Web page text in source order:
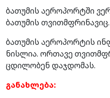
ბათუმის აეროპორტში
ბათუმის თვითმფრინავიც.
ბათუმის აეროპორტის
ნისლია. ორთავე
ცდილობენ დაჯდომას.
განახლება: